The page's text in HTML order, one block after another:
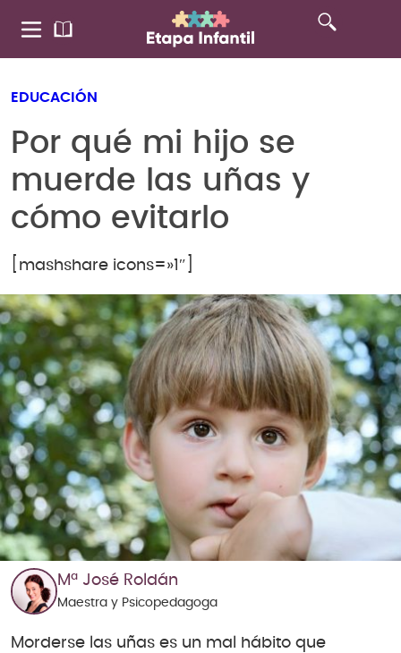
EDUCACIÓN
Por qué mi hijo se
muerde las uñas y
cómo evitarlo
[mashshare icons=»1″]
Mª José Roldán
Maestra y Psicopedagoga
Morderse las uñas es un mal hábito que